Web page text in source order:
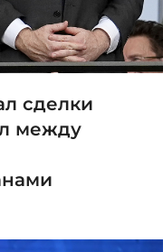
сделки
между